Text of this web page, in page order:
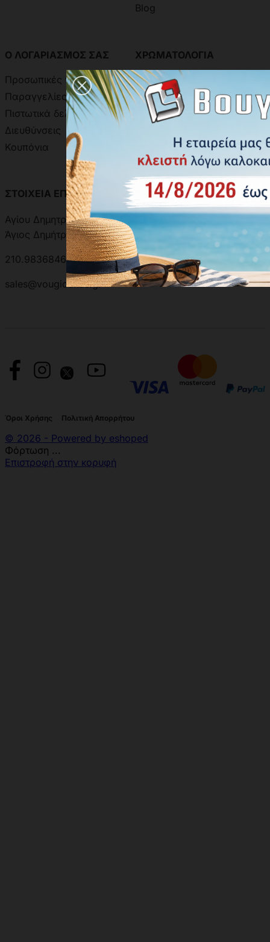
Blog
Ο ΛΟΓΑΡΙΑΣΜΟΣ ΣΑΣ
Προσωπικές πληροφορίες
Παραγγελίες
Πιστωτικά δελτία
Διευθύνσεις
Κουπόνια
ΧΡΩΜΑΤΟΛΟΓΙΑ
Χρωματολόγιο Ακρίτας
Χρωματολόγιο Aline
Δειγματολόγιο Πόμολων
ΣΤΟΙΧΕΙΑ ΕΠΙΚΟΙΝΩΝΙΑΣ
Αγίου Δημητρίου 301, 17342
Άγιος Δημήτριος, Ελλάδα
210.9836846 | 210.9881501
sales@vougioukas.gr
ΑΝΑΖΗΤΗΣΗ ΑΠΟΣΤΟΛΗΣ
Όροι Χρήσης Πολιτική Απορρήτου
© 2026 - Powered by eshoped
Φόρτωση ...
Επιστροφή στην κορυφή